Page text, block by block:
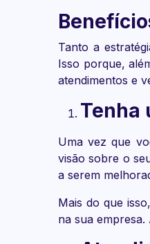
Tanto a
Isso porque,
atendimentos e
Tenha
Uma vez que
visão sobre o
a serem
Mais do que
na sua